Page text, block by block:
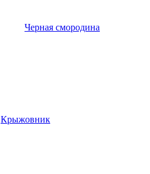
Черная смородина
Крыжовник